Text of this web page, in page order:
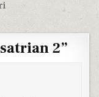
2”